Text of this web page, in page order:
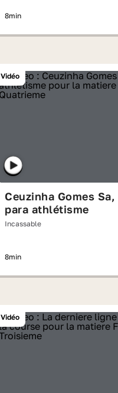
8min
Vidéo
Ceuzinha Gomes Sa,
para athlétisme
Incassable
8min
Vidéo